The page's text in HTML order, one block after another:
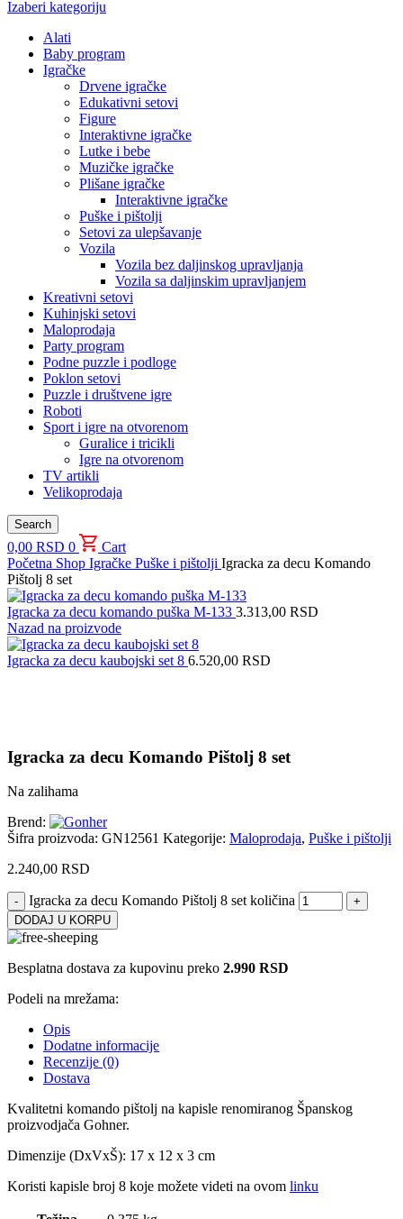
Izaberi kategoriju
Alati
Baby program
Igračke
Drvene igračke
Edukativni setovi
Figure
Interaktivne igračke
Lutke i bebe
Muzičke igračke
Plišane igračke
Interaktivne igračke
Puške i pištolji
Setovi za ulepšavanje
Vozila
Vozila bez daljinskog upravljanja
Vozila sa daljinskim upravljanjem
Kreativni setovi
Kuhinjski setovi
Maloprodaja
Party program
Podne puzzle i podloge
Poklon setovi
Puzzle i društvene igre
Roboti
Sport i igre na otvorenom
Guralice i tricikli
Igre na otvorenom
TV artikli
Velikoprodaja
Search
0,00 RSD 0
Cart
Početna Shop Igračke Puške i pištolji Igracka za decu Komando
Pištolj 8 set
Igracka za decu komando puška M-133 3.313,00 RSD
Nazad na proizvode
Igracka za decu kaubojski set 8 6.520,00 RSD
Igracka za decu Komando Pištolj 8 set
Na zalihama
Brend:
Šifra proizvoda: GN12561 Kategorije: Maloprodaja, Puške i pištolji
2.240,00 RSD
Igracka za decu Komando Pištolj 8 set količina
DODAJ U KORPU
Besplatna dostava za kupovinu preko 2.990 RSD
Podeli na mrežama:
Opis
Dodatne informacije
Recenzije (0)
Dostava
Kvalitetni komando pištolj na kapisle renomiranog Španskog
proizvodjača Gohner.
Dimenzije (DxVxŠ): 17 x 12 x 3 cm
Koristi kapisle broj 8 koje možete videti na ovom linku